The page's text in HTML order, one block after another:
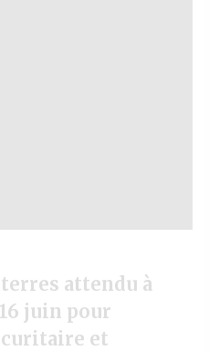
attendu à
juin pour
et